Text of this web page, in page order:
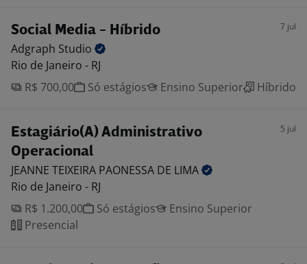
Social Media - Híbrido 7 jul
Adgraph Studio
Rio de Janeiro - RJ
R$ 700,00
Só estágios Ensino Superior Híbrido
Estagiário(A) Administrativo
Operacional
5 jul
JEANNE TEIXEIRA PAONESSA DE LIMA
Rio de Janeiro - RJ
R$ 1.200,00
Só estágios
Ensino Superior
Presencial